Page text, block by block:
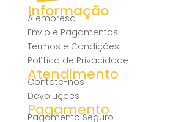
Informação
A empresa
Envio e Pagamentos
Termos e Condições
Política de Privacidade
Atendimento
Contate-nos
Devoluções
Pagamento
Pagamento Seguro